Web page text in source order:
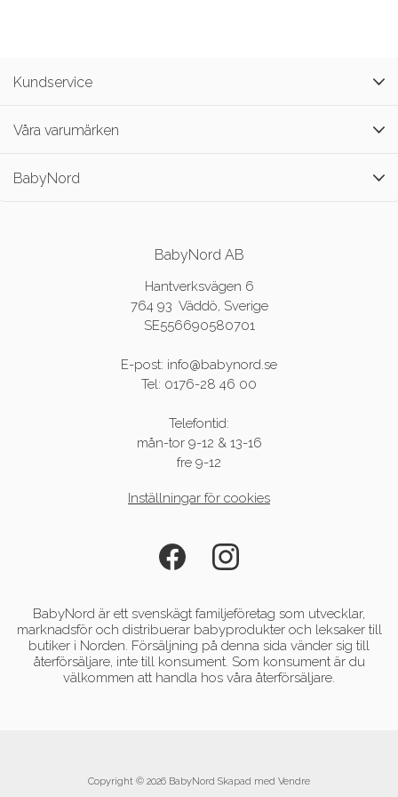
Kundservice
Våra varumärken
BabyNord
BabyNord AB
Hantverksvägen 6
764 93 Väddö, Sverige
SE556690580701
E-post: info@babynord.se
Tel: 0176-28 46 00
Telefontid:
mån-tor 9-12 & 13-16
fre 9-12
Inställningar för cookies
BabyNord är ett svenskägt familjeföretag som utvecklar,
marknadsför och distribuerar babyprodukter och leksaker till
butiker i Norden. Försäljning på denna sida vänder sig till
återförsäljare, inte till konsument. Som konsument är du
välkommen att handla hos våra återförsäljare.
Copyright © 2026 BabyNord Skapad med Vendre